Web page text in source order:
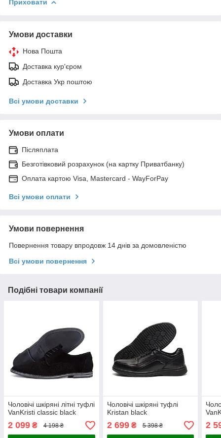
Приховати
Умови доставки
Нова Пошта
Доставка кур'єром
Доставка Укр поштою
Всі умови доставки
Умови оплати
Післяплата
Безготівковий розрахунок (на картку Приватбанку)
Оплата картою Visa, Mastercard - WayForPay
Всі умови оплати
Умови повернення
Повернення товару впродовж 14 днів за домовленістю
Всі умови повернення
Подібні товари компанії
Чоловічі шкіряні літні туфлі
VanKristi classic black
2 099 ₴ 4 198 ₴
Чоловічі шкіряні туфлі
Kristan black
2 699₴ 5 398 ₴ 2